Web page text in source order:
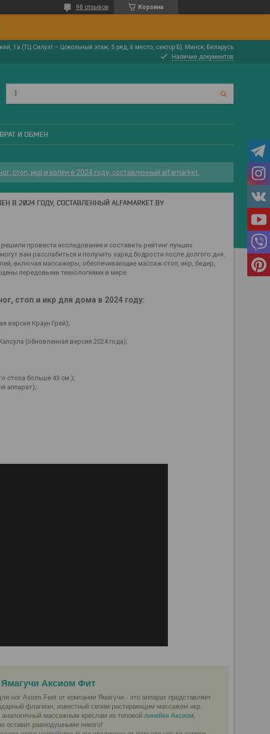
Корзина
98 отзывов
1а (ТЦ Силуэт – Цокольный этаж, 5 ряд, 6 место, сектор Б), Минск, Беларусь
Наличие документов
И ОБМЕН
2024 ГОДУ, СОСТАВЛЕННЫЙ ALFAMARKET.BY
провести исследование и составить рейтинг лучших
вам расслабиться и получить заряд бодрости после долгого дня.
включая массажеры, обеспечивающие массаж стоп, икр, бедер,
передовыми технологиями в мире.
стоп и икр для дома в 2024 году:
версия Краун Грей);
(обновленная версия 2024 года);
стопа больше 43 см );
аппарат);
Ямагучи Аксиом Фит
ног Axiom Feet от компании Ямагучи - это аппарат представляет
флагман, известный своим растирающим массажем икр.
аналогичный массажным креслам из топовой линейки Аксиом,
оставит равнодушными никого!